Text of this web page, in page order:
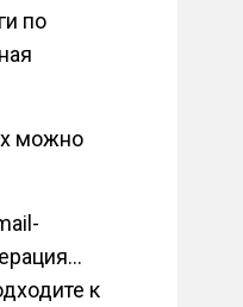
по
можно
к